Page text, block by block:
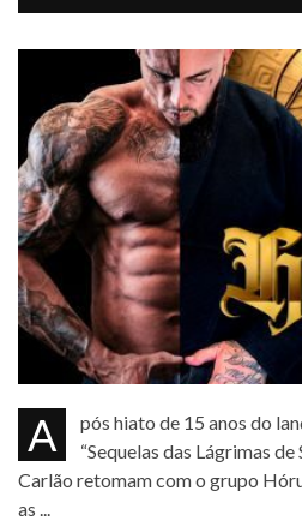
Após hiato de 15 anos do lançamento do disco
“Sequelas das Lágrimas de
Carlão retomam com o grupo
as ...